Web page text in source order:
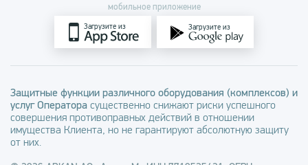
мобильное приложение
Загрузите из Загрузите из
Защитные функции различного оборудования (комплексов) и
услуг Оператора существенно снижают риски успешного
совершения противоправных действий в отношении
имущества Клиента, но не гарантируют абсолютную защиту
от них.